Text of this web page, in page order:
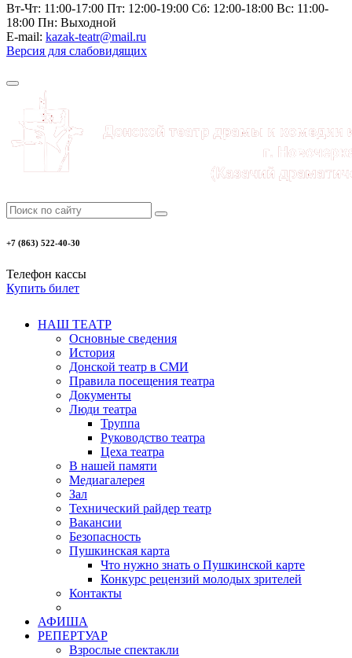
Вт-Чт: 11:00-17:00 Пт: 12:00-19:00 Сб: 12:00-18:00 Вс: 11:00-
18:00 Пн: Выходной
E-mail: kazak-teatr@mail.ru
Версия для слабовидящих
+7 (863) 522-40-30
Телефон кассы
Купить билет
НАШ ТЕАТР
Основные сведения
История
Донской театр в СМИ
Правила посещения театра
Документы
Люди театра
Труппа
Руководство театра
Цеха театра
В нашей памяти
Медиагалерея
Зал
Технический райдер театр
Вакансии
Безопасность
Пушкинская карта
Что нужно знать о Пушкинской карте
Конкурс рецензий молодых зрителей
Контакты
АФИША
РЕПЕРТУАР
Взрослые спектакли